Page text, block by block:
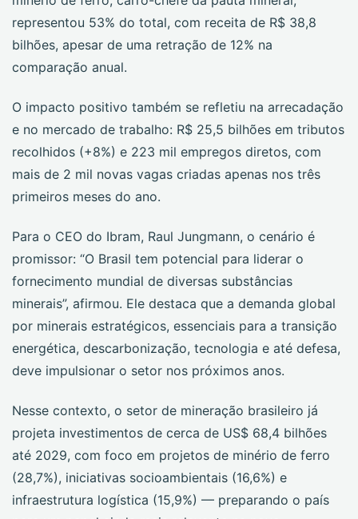
representou 53% do total, com receita de R$ 38,8
bilhões, apesar de uma retração de 12% na
comparação anual.
O impacto positivo também se refletiu na arrecadação
e no mercado de trabalho: R$ 25,5 bilhões em tributos
recolhidos (+8%) e 223 mil empregos diretos, com
mais de 2 mil novas vagas criadas apenas nos três
primeiros meses do ano.
Para o CEO do Ibram, Raul Jungmann, o cenário é
promissor: “O Brasil tem potencial para liderar o
fornecimento mundial de diversas substâncias
minerais”, afirmou. Ele destaca que a demanda global
por minerais estratégicos, essenciais para a transição
energética, descarbonização, tecnologia e até defesa,
deve impulsionar o setor nos próximos anos.
Nesse contexto, o setor de mineração brasileiro já
projeta investimentos de cerca de US$ 68,4 bilhões
até 2029, com foco em projetos de minério de ferro
(28,7%), iniciativas socioambientais (16,6%) e
infraestrutura logística (15,9%) — preparando o país